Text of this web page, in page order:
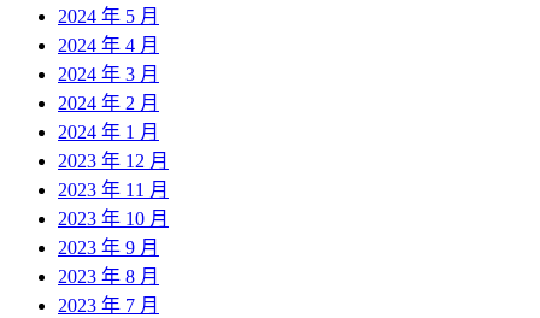
2024 年 5 月
2024 年 4 月
2024 年 3 月
2024 年 2 月
2024 年 1 月
2023 年 12 月
2023 年 11 月
2023 年 10 月
2023 年 9 月
2023 年 8 月
2023 年 7 月